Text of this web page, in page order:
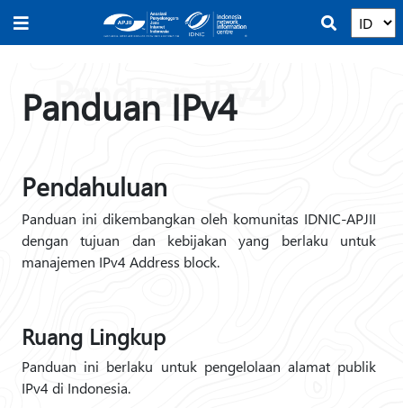
Panduan IPv4
Pendahuluan
Panduan ini dikembangkan oleh komunitas IDNIC-APJII
dengan tujuan dan kebijakan yang berlaku untuk
manajemen IPv4 Address block.
Ruang Lingkup
Panduan ini berlaku untuk pengelolaan alamat publik
IPv4 di Indonesia.